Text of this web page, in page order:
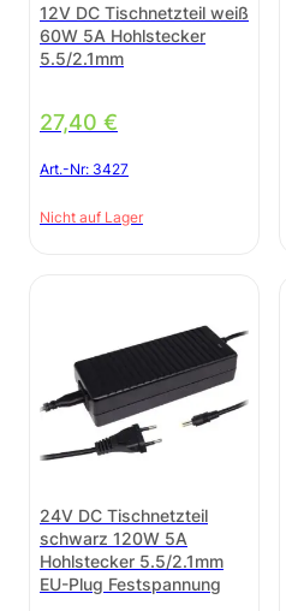
12V DC Tischnetzteil weiß
60W 5A Hohlstecker
5.5/2.1mm
27,40 €
Art.-Nr: 3427
Nicht auf Lager
24V DC Tischnetzteil
schwarz 120W 5A
Hohlstecker 5.5/2.1mm
EU-Plug Festspannung